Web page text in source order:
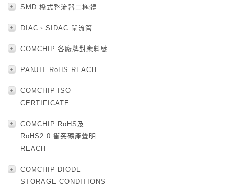
SMD 橋式整流器二極體
DIAC、SIDAC 閘流管
COMCHIP 各廠牌對應料號
PANJIT RoHS REACH
COMCHIP ISO
CERTIFICATE
COMCHIP RoHS及
RoHS2.0 衝突礦產聲明
REACH
COMCHIP DIODE
STORAGE CONDITIONS